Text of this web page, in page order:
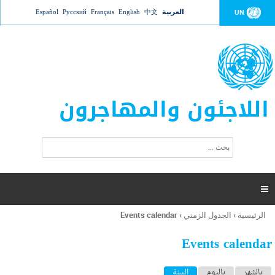
Jump to navigation UN العربية 中文
English
Français
Русский
Español
اللاجئون والمهاجرون
ت
ر
ل
ح
ب

أنت
هنا
الرئيسية › الجدول الزمني ›
Events calendar
Events calendar